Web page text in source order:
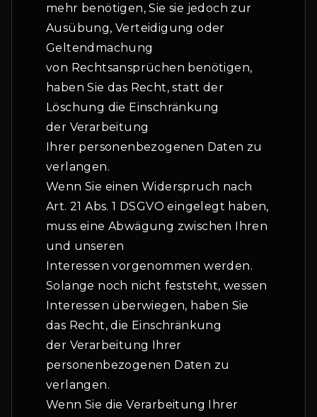
mehr benötigen, Sie sie jedoch zur
Ausübung, Verteidigung oder
Geltendmachung
von Rechtsansprüchen benötigen,
haben Sie das Recht, statt der
Löschung die Einschränkung
der Verarbeitung
Ihrer personenbezogenen Daten zu
verlangen.
Wenn Sie einen Widerspruch nach
Art. 21 Abs. 1 DSGVO eingelegt haben,
muss eine Abwägung zwischen Ihren
und unseren
Interessen vorgenommen werden.
Solange noch nicht feststeht, wessen
Interessen überwiegen, haben Sie
das Recht, die Einschränkung
der Verarbeitung Ihrer
personenbezogenen Daten zu
verlangen.
Wenn Sie die Verarbeitung Ihrer